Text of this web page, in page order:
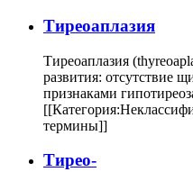
Тиреоаплазия
Тиреоаплазия
развития: отсутствие
признаками
термины]]
Тирео-